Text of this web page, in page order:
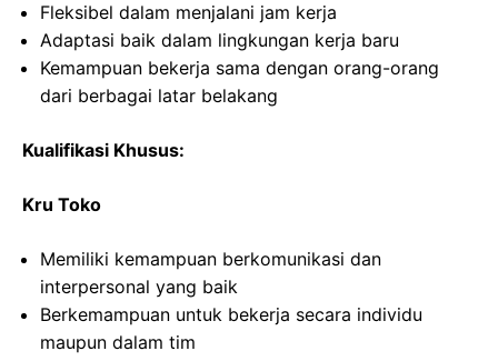
Fleksibel dalam menjalani jam kerja
Adaptasi baik dalam lingkungan kerja baru
Kemampuan bekerja sama dengan orang-orang
dari berbagai latar belakang
Kualifikasi Khusus:
Kru Toko
Memiliki kemampuan berkomunikasi dan
interpersonal yang baik
Berkemampuan untuk bekerja secara individu
maupun dalam tim